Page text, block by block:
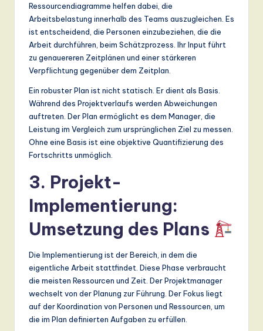
Ressourcendiagramme helfen dabei, die
Arbeitsbelastung innerhalb des Teams auszugleichen. Es
ist entscheidend, die Personen einzubeziehen, die die
Arbeit durchführen, beim Schätzprozess. Ihr Input führt
zu genauereren Zeitplänen und einer stärkeren
Verpflichtung gegenüber dem Zeitplan.
Ein robuster Plan ist nicht statisch. Er dient als Basis.
Während des Projektverlaufs werden Abweichungen
auftreten. Der Plan ermöglicht es dem Manager, die
Leistung im Vergleich zum ursprünglichen Ziel zu messen.
Ohne eine Basis ist eine objektive Quantifizierung des
Fortschritts unmöglich.
3. Projekt-
Implementierung:
Umsetzung des Plans
Die Implementierung ist der Bereich, in dem die
eigentliche Arbeit stattfindet. Diese Phase verbraucht
die meisten Ressourcen und Zeit. Der Projektmanager
wechselt von der Planung zur Führung. Der Fokus liegt
auf der Koordination von Personen und Ressourcen, um
die im Plan definierten Aufgaben zu erfüllen.